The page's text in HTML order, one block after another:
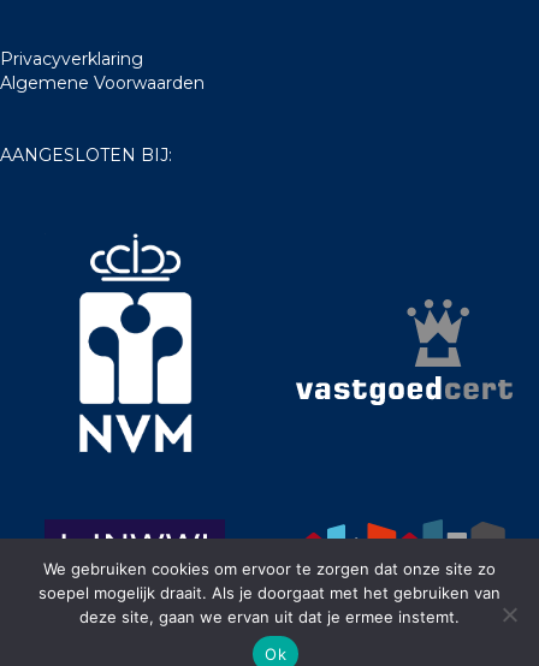
Privacyverklaring
Algemene Voorwaarden
AANGESLOTEN BIJ:
We gebruiken cookies om ervoor te zorgen dat onze site zo
soepel mogelijk draait. Als je doorgaat met het gebruiken van
deze site, gaan we ervan uit dat je ermee instemt.
Ok